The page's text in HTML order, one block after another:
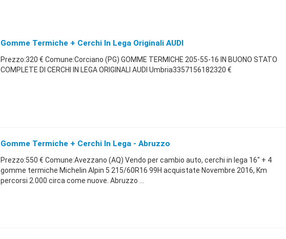
Gomme Termiche + Cerchi In Lega Originali AUDI
Prezzo:320 € Comune:Corciano (PG) GOMME TERMICHE 205-55-16 IN BUONO STATO
COMPLETE DI CERCHI IN LEGA ORIGINALI AUDI Umbria3357156182320 €
Gomme Termiche + Cerchi In Lega - Abruzzo
Prezzo:550 € Comune:Avezzano (AQ) Vendo per cambio auto, cerchi in lega 16" + 4
gomme termiche Michelin Alpin 5 215/60R16 99H acquistate Novembre 2016, Km
percorsi 2.000 circa come nuove. Abruzzo ...